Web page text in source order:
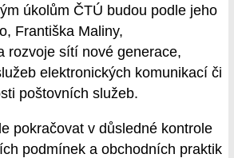
úkolům ČTÚ budou podle jeho
Františka Maliny,
rozvoje sítí nové generace,
elektronických komunikací či
poštovních služeb.
pokračovat v důsledné kontrole
podmínek a obchodních praktik